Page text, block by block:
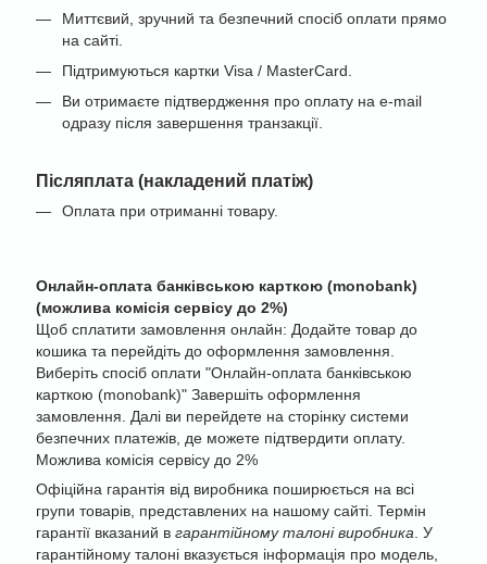
Миттєвий, зручний та безпечний спосіб оплати прямо
на сайті.
Підтримуються картки Visa / MasterCard.
Ви отримаєте підтвердження про оплату на e-mail
одразу після завершення транзакції.
Післяплата (накладений платіж)
Оплата при отриманні товару.
Онлайн-оплата банківською карткою (monobank)
(можлива комісія сервісу до 2%)
Щоб сплатити замовлення онлайн: Додайте товар до
кошика та перейдіть до оформлення замовлення.
Виберіть спосіб оплати "Онлайн-оплата банківською
карткою (monobank)" Завершіть оформлення
замовлення. Далі ви перейдете на сторінку системи
безпечних платежів, де можете підтвердити оплату.
Можлива комісія сервісу до 2%
Офіційна гарантія від виробника поширюється на всі
групи товарів, представлених на нашому сайті. Термін
гарантії вказаний в гарантійному талоні виробника . У
гарантійному талоні вказується інформація про модель,